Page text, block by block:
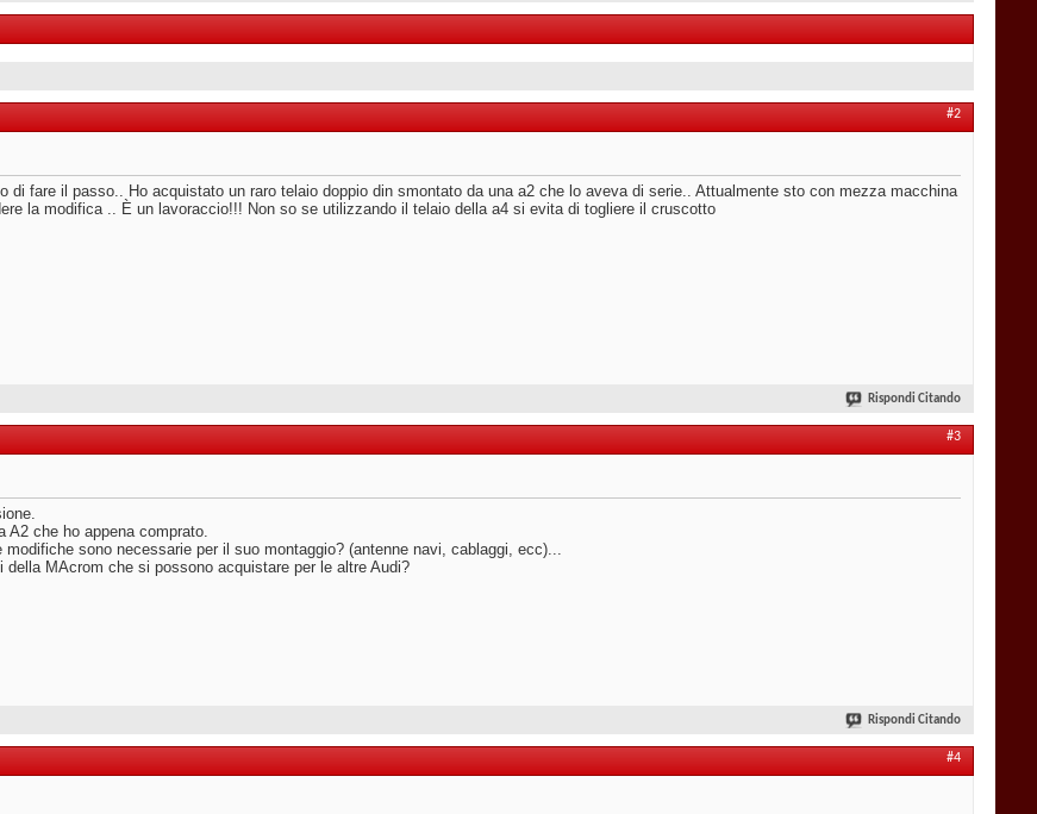
#2
di fare il passo.. Ho acquistato un raro telaio doppio din smontato da una a2 che lo aveva di serie.. Attualmente sto con mezza macchina
la modifica .. È un lavoraccio!!! Non so se utilizzando il telaio della a4 si evita di togliere il cruscotto
Rispondi Citando
#3
che ho appena comprato.
sono necessarie per il suo montaggio? (antenne navi, cablaggi, ecc)...
MAcrom che si possono acquistare per le altre Audi?
Rispondi Citando
#4